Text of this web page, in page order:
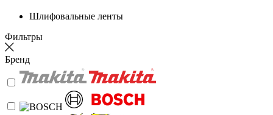
Шлифовальные ленты
Фильтры
Бренд